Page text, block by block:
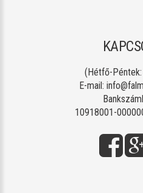
(Hétfő-
E-mail:
10918001-